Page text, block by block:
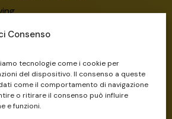
Consenso
tecnologie come i cookie per
del dispositivo. Il consenso a queste
come il comportamento di navigazione
o ritirare il consenso può influire
e funzioni.
Buffetti